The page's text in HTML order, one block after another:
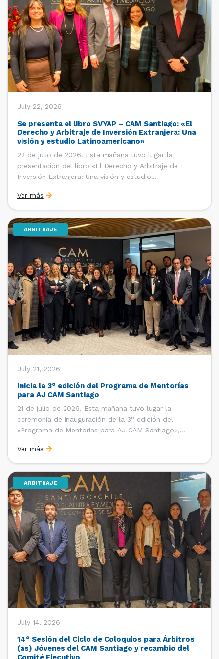
July 22, 2026
Se presenta el libro SVYAP – CAM Santiago: «El
Derecho y Arbitraje de Inversión Extranjera: Una
visión y estudio Latinoamericano»
22 de julio de 2026. Esta mañana tuvo lugar la
presentación del libro «El Derecho y Arbitraje de
Inversión Extranjera: Una visión y estudio
«Santiago Very Young Arbitration Practitioners»
(SVYAP), iniciativa que reúne a jóvenes profesionales
interesados en el arbitraje doméstico e internacional,
[…]
Ver más
ARBITRAJE
July 21, 2026
Inicia la 3° edición del Programa de Mentorías
para AJ CAM Santiago
21 de julio de 2026. Esta mañana tuvo lugar la
ceremonia de inauguración de la 3° edición del
«Programa de Mentorías para AJ CAM Santiago»,
Internacionales con el apoyo de la Dirección Ejecutiva
y la Subdirección Ejecutiva y de Asuntos
Internacionales, tras […]
Ver más
ARBITRAJE
July 14, 2026
14° Sesión del Ciclo de Coloquios para Árbitros
(as) Jóvenes del CAM Santiago y recambio del
Comité Ejecutivo